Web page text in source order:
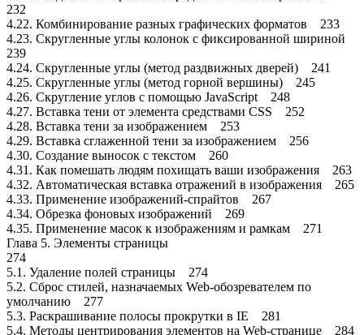
232
4.22. Комбинирование разных графических форматов 233
4.23. Скругленные углы колонок с фиксированной шириной
239
4.24. Скругленные углы (метод раздвижных дверей) 241
4.25. Скругленные углы (метод горной вершины) 245
4.26. Скругление углов с помощью JavaScript 248
4.27. Вставка тени от элемента средствами CSS 252
4.28. Вставка тени за изображением 253
4.29. Вставка сглаженной тени за изображением 256
4.30. Создание выносок с текстом 260
4.31. Как помешать людям похищать ваши изображения 263
4.32. Автоматическая вставка отражений в изображения 265
4.33. Применение изображений-спрайтов 267
4.34. Обрезка фоновых изображений 269
4.35. Применение масок к изображениям и рамкам 271
Глава 5. Элементы страницы
274
5.1. Удаление полей страницы 274
5.2. Сброс стилей, назначаемых Web-обозревателем по
умолчанию 277
5.3. Раскрашивание полосы прокрутки в IE 281
5.4. Методы центрирования элементов на Web-странице 284